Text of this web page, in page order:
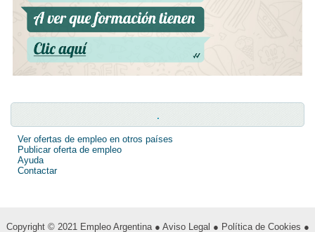
.
Ver ofertas de empleo en otros países
Publicar oferta de empleo
Ayuda
Contactar
Copyright © 2021 Empleo Argentina ● Aviso Legal ● Política de Cookies ●